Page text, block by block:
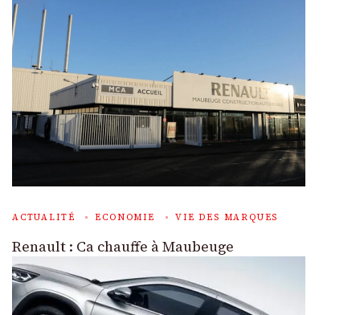
ACTUALITÉ ECONOMIE VIE DES MARQUES
Renault : Ca chauffe à Maubeuge